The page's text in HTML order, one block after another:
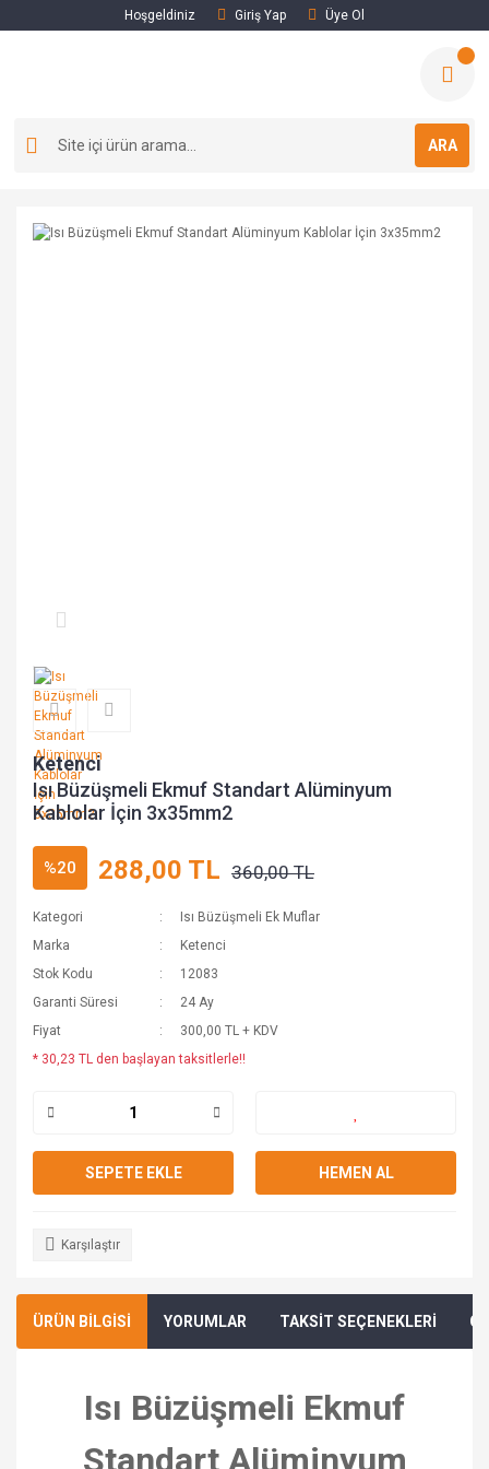
Hoşgeldiniz Giriş Yap Üye Ol
ARA
Ketenci
Isı Büzüşmeli Ekmuf Standart Alüminyum
Kablolar İçin 3x35mm2
%20 288,00 TL 360,00 TL
Kategori
Isı Büzüşmeli Ek Muflar
Marka
Ketenci
Stok Kodu
12083
Garanti Süresi
24 Ay
Fiyat
300,00 TL + KDV
* 30,23 TL den başlayan taksitlerle!!
SEPETE EKLE HEMEN AL
Karşılaştır
ÜRÜN BİLGİSİ YORUMLAR TAKSİT SEÇENEKLERİ
Isı Büzüşmeli Ekmuf
Standart Alüminyum